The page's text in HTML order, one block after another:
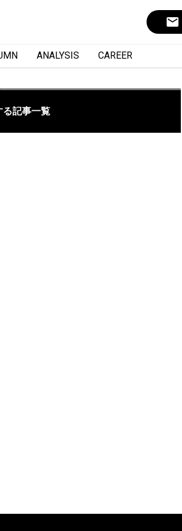
email
ANALYSIS CAREER
る記事一覧